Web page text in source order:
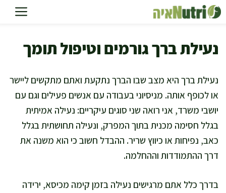
לדלג
לתוכן
נעילת ברך גורמים וטיפול תומך
נעילת ברך היא מצב שבו הברך נתקעת ואתם מתקשים ליישר
או לכופף אותה. מניסיוני בעבודה עם אנשים פעילים וגם עם
יושבי משרד, אני רואה שני סוגים עיקריים: נעילה אמיתית
בגלל חסימה מכנית בתוך המפרק, ונעילה תחושתית בגלל
כאב, נפיחות או כיווץ שריר. ההבדל חשוב כי הוא משנה את
דרך ההתמודדות וההחלמה.
בדרך כלל אתם מרגישים נעילה בזמן קימה מכיסא, ירידה